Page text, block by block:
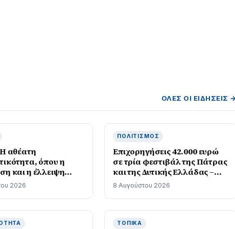
ΌΛΕΣ ΟΙ ΕΙΔΉΣΕΙΣ →
αθέατη
όπου η
και η έλλειψη
οδήγησαν σε
σωματεμπορίας
2026
ΠΟΛΙΤΙΣΜΌΣ
Επιχορηγήσεις 42.000 ευρώ
σε τρία φεστιβάλ της Πάτρας
και της Δυτικής Ελλάδας –
Ποιοι πήραν τα χρήματα
8 Αυγούστου 2026
ΤΟΠΙΚΆ